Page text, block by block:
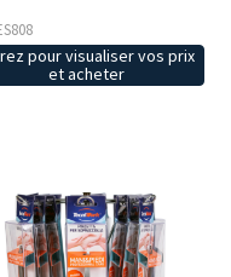
pour visualiser vos prix
et acheter